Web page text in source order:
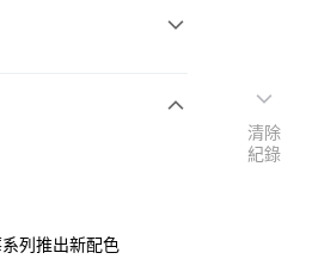
21家銀行
列推出新配色
清除
紀錄